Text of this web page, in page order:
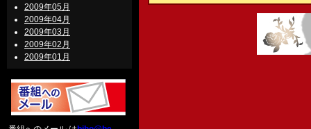
2009年05月
2009年04月
2009年03月
2009年02月
2009年01月